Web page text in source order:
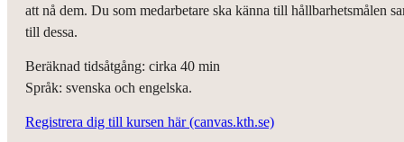
att nå dem. Du som medarbetare ska känna till hållbarhetsmålen
till dessa.
Beräknad tidsåtgång: cirka 40 min
Språk: svenska och engelska.
Registrera dig till kursen här (canvas.kth.se)